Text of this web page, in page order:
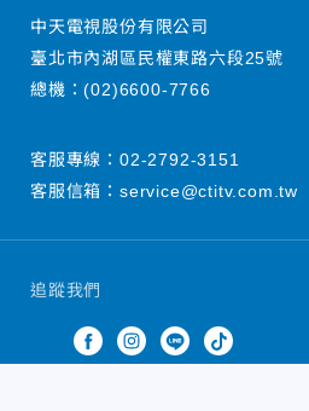
追蹤我們
中天電視股份有限公司
臺北市內湖區民權東路六段25號
總機：(02)6600-7766
客服專線： 02-2792-3151
客服信箱： service@ctitv.com.tw